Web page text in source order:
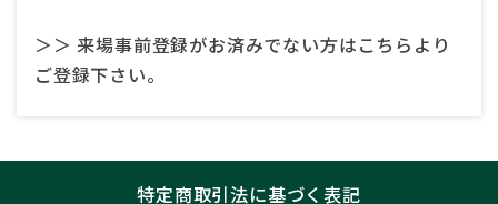
＞＞ 来場事前登録がお済みでない方はこちらより
ご登録下さい。
特定商取引法に基づく表記